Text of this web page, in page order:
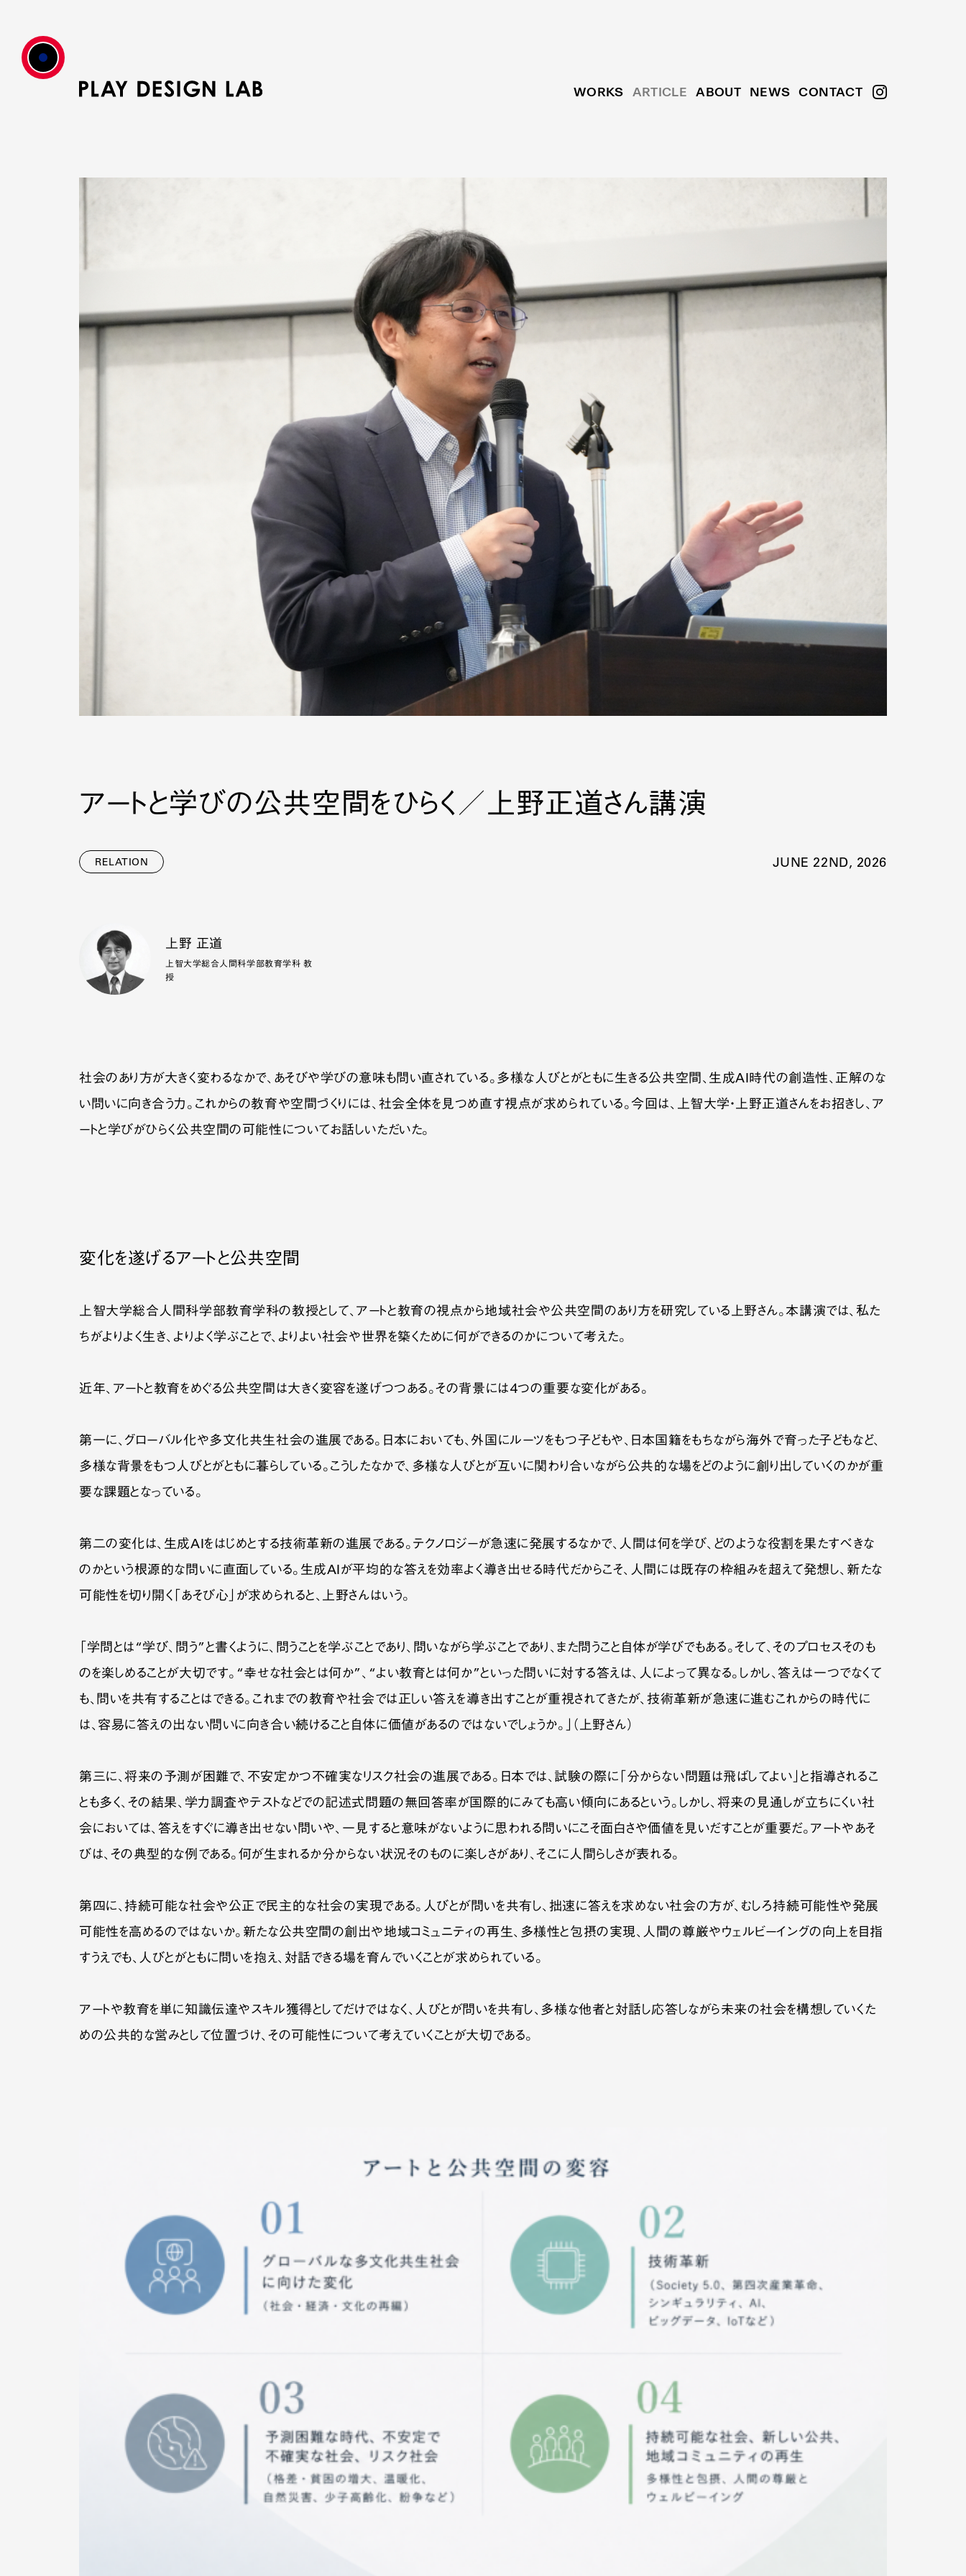
WORKS ARTICLE ABOUT NEWS CONTACT
アートと学びの公共空間をひらく／上野正道さん講演
RELATION JUNE 22ND, 2026
上野 正道
上智大学総合人間科学部教育学科 教
授
社会のあり方が大きく変わるなかで、あそびや学びの意味も問い直されている。多様な人びとがともに生きる公共空間、生成AI時代の創造性、正解のな
い問いに向き合う力。これからの教育や空間づくりには、社会全体を見つめ直す視点が求められている。今回は、上智大学・上野正道さんをお招きし、ア
ートと学びがひらく公共空間の可能性についてお話しいただいた。
変化を遂げるアートと公共空間
上智大学総合人間科学部教育学科の教授として、アートと教育の視点から地域社会や公共空間のあり方を研究している上野さん。本講演では、私た
ちがよりよく生き、よりよく学ぶことで、よりよい社会や世界を築くために何ができるのかについて考えた。
近年、アートと教育をめぐる公共空間は大きく変容を遂げつつある。その背景には４つの重要な変化がある。
第一に、グローバル化や多文化共生社会の進展である。日本においても、外国にルーツをもつ子どもや、日本国籍をもちながら海外で育った子どもなど、
多様な背景をもつ人びとがともに暮らしている。こうしたなかで、多様な人びとが互いに関わり合いながら公共的な場をどのように創り出していくのかが重
要な課題となっている。
第二の変化は、生成AIをはじめとする技術革新の進展である。テクノロジーが急速に発展するなかで、人間は何を学び、どのような役割を果たすべきな
のかという根源的な問いに直面している。生成AIが平均的な答えを効率よく導き出せる時代だからこそ、人間には既存の枠組みを超えて発想し、新たな
可能性を切り開く「あそび心」が求められると、上野さんはいう。
「学問とは“学び、問う”と書くように、問うことを学ぶことであり、問いながら学ぶことであり、また問うこと自体が学びでもある。そして、そのプロセスそのも
のを楽しめることが大切です。“幸せな社会とは何か”、“よい教育とは何か”といった問いに対する答えは、人によって異なる。しかし、答えは一つでなくて
も、問いを共有することはできる。これまでの教育や社会では正しい答えを導き出すことが重視されてきたが、技術革新が急速に進むこれからの時代に
は、容易に答えの出ない問いに向き合い続けること自体に価値があるのではないでしょうか。」（上野さん）
第三に、将来の予測が困難で、不安定かつ不確実なリスク社会の進展である。日本では、試験の際に「分からない問題は飛ばしてよい」と指導されるこ
とも多く、その結果、学力調査やテストなどでの記述式問題の無回答率が国際的にみても高い傾向にあるという。しかし、将来の見通しが立ちにくい社
会においては、答えをすぐに導き出せない問いや、一見すると意味がないように思われる問いにこそ面白さや価値を見いだすことが重要だ。アートやあそ
びは、その典型的な例である。何が生まれるか分からない状況そのものに楽しさがあり、そこに人間らしさが表れる。
第四に、持続可能な社会や公正で民主的な社会の実現である。人びとが問いを共有し、拙速に答えを求めない社会の方が、むしろ持続可能性や発展
可能性を高めるのではないか。新たな公共空間の創出や地域コミュニティの再生、多様性と包摂の実現、人間の尊厳やウェルビーイングの向上を目指
すうえでも、人びとがともに問いを抱え、対話できる場を育んでいくことが求められている。
アートや教育を単に知識伝達やスキル獲得としてだけではなく、人びとが問いを共有し、多様な他者と対話し応答しながら未来の社会を構想していくた
めの公共的な営みとして位置づけ、その可能性について考えていくことが大切である。